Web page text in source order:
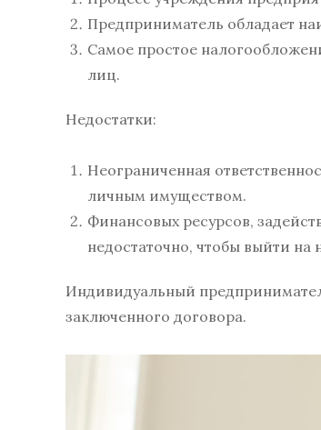
Предприниматель обладает
Самое простое
лиц.
Недостатки:
Неограниченная
личным имуществом.
Финансовых ресурсов,
недостаточно, чтобы выйти
Индивидуальный
заключенного договора.